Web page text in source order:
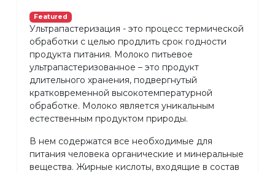
Featured
Ультрапастеризация - это процесс термической
обработки с целью продлить срок годности
продукта питания. Молоко питьевое
ультрапастеризованное – это продукт
длительного хранения, подвергнутый
кратковременной высокотемпературной
обработке. Молоко является уникальным
естественным продуктом природы.
В нем содержатся все необходимые для
питания человека органические и минеральные
вещества. Жирные кислоты, входящие в состав